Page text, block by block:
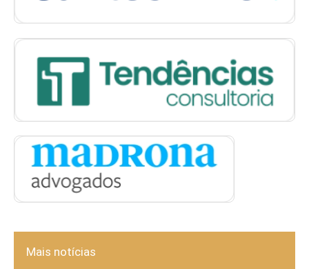
Mais notícias